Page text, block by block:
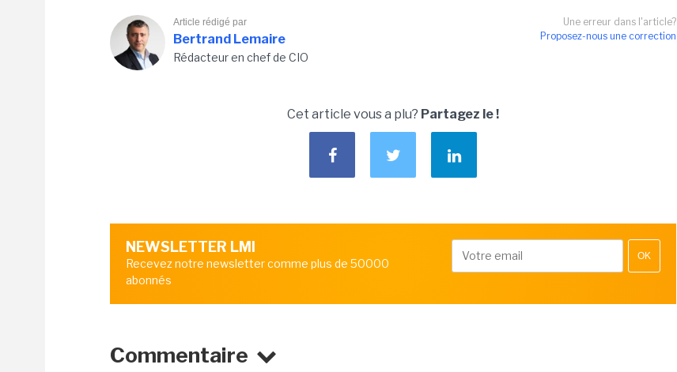
Une erreur dans l'article?
Proposez-nous une correction
Article rédigé par
Bertrand Lemaire
Rédacteur en chef de CIO
Cet article vous a plu? Partagez le !
NEWSLETTER LMI
Recevez notre newsletter comme plus de 50000
abonnés
OK
Commentaire